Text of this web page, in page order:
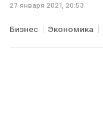
27 января 2021, 20:53
Бизнес Экономика
средний чек